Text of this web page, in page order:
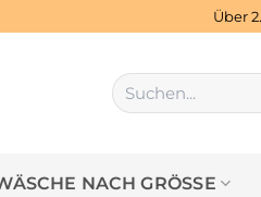
Über
Suchen
nach:
NACH GRÖSSE